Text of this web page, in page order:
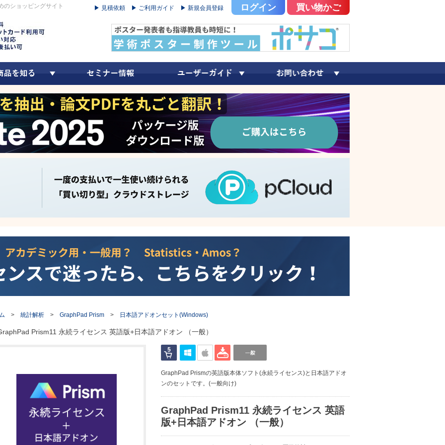
のショッピングサイト ▶ 見積依頼 ▶ ご利用ガイド ▶ 新規会員登録 ログイン 買い物かご
> 統計解析 > GraphPad Prism > 日本語アドオンセット(Windows)
Prism11 永続ライセンス 英語版+日本語アドオン （一般）
GraphPad Prismの英語版本体ソフト(永続ライセンス)と日本語アドオ
ンのセットです。(一般向け)
GraphPad Prism11 永続ライセンス 英語
版+日本語アドオン （一般）